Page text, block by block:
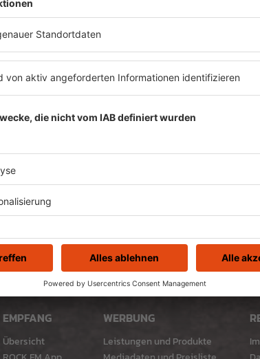
Classic Rock
Es läuft:
BILLY IDOL mit WHITE
EMPFANG
Übersicht
WERBUNG
Leistungen und Produkte